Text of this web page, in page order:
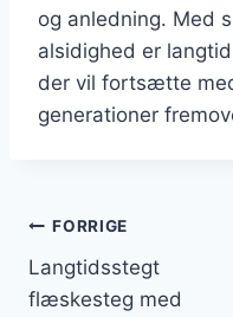
og anledning. Med
alsidighed er
der vil fortsætte
generationer
FORRIGE
Langtidsstegt
flæskesteg med